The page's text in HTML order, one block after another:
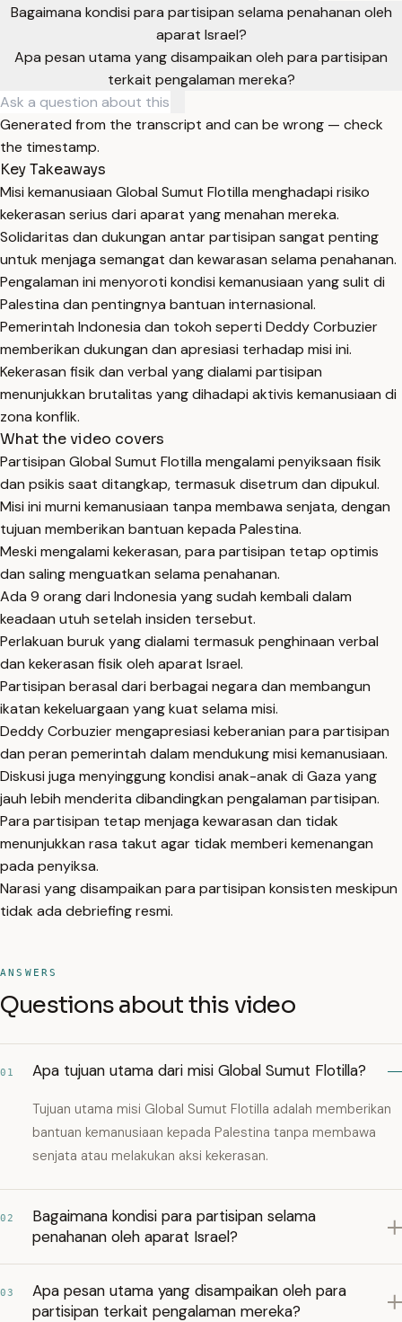
Bagaimana kondisi para partisipan selama penahanan oleh
aparat Israel?
Apa pesan utama yang disampaikan oleh para partisipan
terkait pengalaman mereka?
Generated from the transcript and can be wrong — check
the timestamp.
Key Takeaways
Misi kemanusiaan Global Sumut Flotilla menghadapi risiko
kekerasan serius dari aparat yang menahan mereka.
Solidaritas dan dukungan antar partisipan sangat penting
untuk menjaga semangat dan kewarasan selama penahanan.
Pengalaman ini menyoroti kondisi kemanusiaan yang sulit di
Palestina dan pentingnya bantuan internasional.
Pemerintah Indonesia dan tokoh seperti Deddy Corbuzier
memberikan dukungan dan apresiasi terhadap misi ini.
Kekerasan fisik dan verbal yang dialami partisipan
menunjukkan brutalitas yang dihadapi aktivis kemanusiaan di
zona konflik.
What the video covers
Partisipan Global Sumut Flotilla mengalami penyiksaan fisik
dan psikis saat ditangkap, termasuk disetrum dan dipukul.
Misi ini murni kemanusiaan tanpa membawa senjata, dengan
tujuan memberikan bantuan kepada Palestina.
Meski mengalami kekerasan, para partisipan tetap optimis
dan saling menguatkan selama penahanan.
Ada 9 orang dari Indonesia yang sudah kembali dalam
keadaan utuh setelah insiden tersebut.
Perlakuan buruk yang dialami termasuk penghinaan verbal
dan kekerasan fisik oleh aparat Israel.
Partisipan berasal dari berbagai negara dan membangun
ikatan kekeluargaan yang kuat selama misi.
Deddy Corbuzier mengapresiasi keberanian para partisipan
dan peran pemerintah dalam mendukung misi kemanusiaan.
Diskusi juga menyinggung kondisi anak-anak di Gaza yang
jauh lebih menderita dibandingkan pengalaman partisipan.
Para partisipan tetap menjaga kewarasan dan tidak
menunjukkan rasa takut agar tidak memberi kemenangan
pada penyiksa.
Narasi yang disampaikan para partisipan konsisten meskipun
tidak ada debriefing resmi.
ANSWERS
Questions about this video
01 Apa tujuan utama dari misi Global Sumut Flotilla?
Tujuan utama misi Global Sumut Flotilla adalah memberikan
bantuan kemanusiaan kepada Palestina tanpa membawa
senjata atau melakukan aksi kekerasan.
02
Bagaimana kondisi para partisipan selama
penahanan oleh aparat Israel?
03
Apa pesan utama yang disampaikan oleh para
partisipan terkait pengalaman mereka?